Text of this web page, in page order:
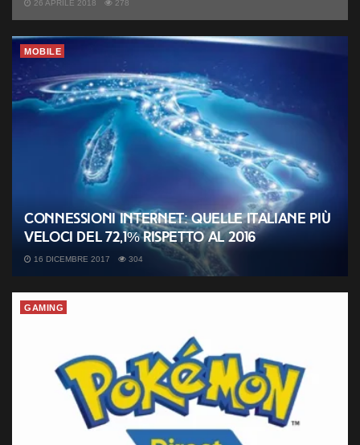
26 APRILE 2018 278
MOBILE
Connessioni Internet: quelle italiane più
veloci del 72,1% rispetto al 2016
16 DICEMBRE 2017 304
GAMING